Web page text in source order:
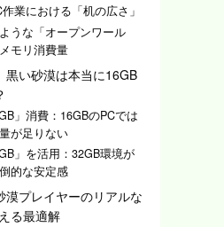
業における「机の広さ」
うな「オープンワール
モリ消費量
黒い砂漠は本当に16GB
」消費：16GBのPCでは
が足りない
」を活用：32GB環境が
的な安定感
漠プレイヤーのリアルな
る最適解